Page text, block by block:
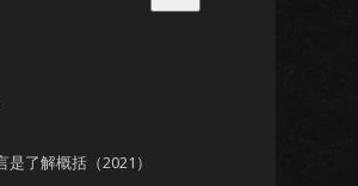
是了解概括（2021）